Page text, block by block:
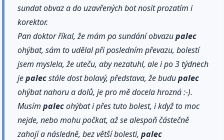
sundat obvaz a do uzavřených bot nosit prozatím i
korektor.
Pan doktor říkal, že mám po sundání obvazupalec
ohýbat, sám to udělal při posledním převazu, bolestí
jsem myslela, že uteču, aby nezatuhl, ale i po 3 týdnech
jepalecstále dost bolavý, představa, že budupalec
ohýbat nahoru a dolů, je pro mě docela hrozná :-).
Musímpalecohýbat i přes tuto bolest, i když to moc
nejde, nebo mohu počkat, až se alespoň částečně
zahojí a následně, bez větší bolesti,palec